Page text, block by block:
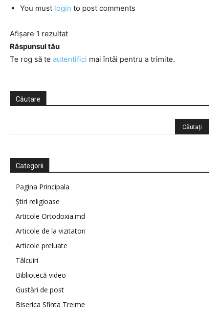
You must login to post comments
Afișare 1 rezultat
Răspunsul tău
Te rog să te autentifici mai întâi pentru a trimite.
Căutare
Categorii
Pagina Principala
Știri religioase
Articole Ortodoxia.md
Articole de la vizitatori
Articole preluate
Tâlcuiri
Bibliotecă video
Gustări de post
Biserica Sfinta Treime